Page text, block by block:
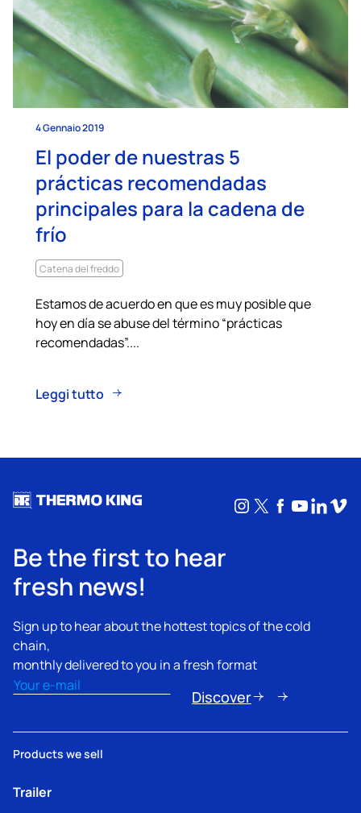
4 Gennaio 2019
El poder de nuestras 5
prácticas recomendadas
principales para la cadena de
frío
Catena del freddo
Estamos de acuerdo en que es muy posible que
hoy en día se abuse del término “prácticas
recomendadas”....
Leggi tutto
Instagram
X Facebook
Be the first to hear
fresh news!
Sign up to hear about the hottest topics of the cold
chain,
monthly delivered to you in a fresh format
Email(Obbligatorio)
Discover
Products we sell
Trailer